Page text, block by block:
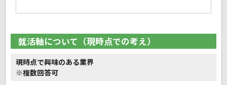
就活軸について（現時点での考え）
現時点で興味のある業界
※複数回答可